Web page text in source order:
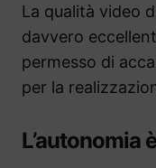
La qualità video
davvero
permesso di
per la
L’autonomia